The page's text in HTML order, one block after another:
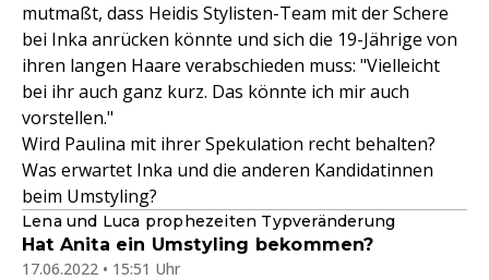
mutmaßt, dass Heidis Stylisten-Team mit der Schere
bei Inka anrücken könnte und sich die 19-Jährige von
ihren langen Haare verabschieden muss: "Vielleicht
bei ihr auch ganz kurz. Das könnte ich mir auch
vorstellen."
Wird Paulina mit ihrer Spekulation recht behalten?
Was erwartet Inka und die anderen Kandidatinnen
beim Umstyling?
Lena und Luca prophezeiten Typveränderung
Hat Anita ein Umstyling bekommen?
17.06.2022 • 15:51 Uhr